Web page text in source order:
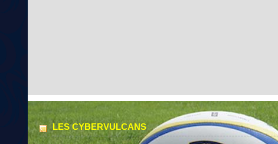
LES CYBERVULCANS